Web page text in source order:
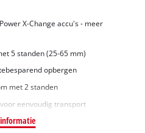
X-Change accu's - meer
5 standen (25-65 mm)
opbergen
met 2 standen
eenvoudig transport